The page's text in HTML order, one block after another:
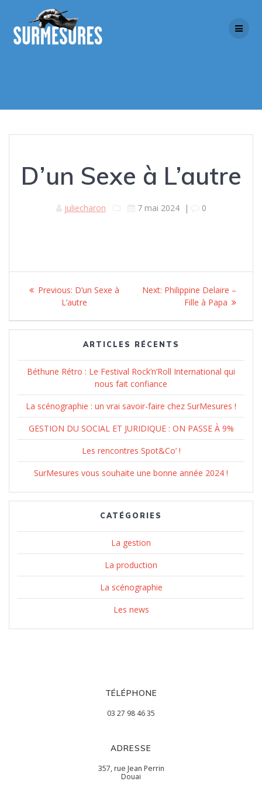
D’un Sexe à L’autre
juliecharon 7 mai 2024| 0
Navigation
l’article
Previous: Previous
post:
D’un Sexe à
L’autre
Next: Next
Philippine Delaire –
Fille à Papa
ARTICLES RÉCENTS
Béthune Rétro : Le Festival Rock’n’Roll International qui
nous fait confiance
La scénographie : un vrai savoir-faire chez SurMesures !
GESTION DU SOCIAL ET JURIDIQUE : ON PASSE À 9%
Les rencontres Spot&Co’ !
SurMesures vous souhaite une bonne année 2024 !
CATÉGORIES
La gestion
La production
La scénographie
Les news
TÉLÉPHONE
03 27 98 46 35
ADRESSE
357, rue Jean Perrin
Douai